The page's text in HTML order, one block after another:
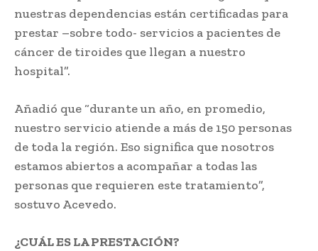
nuestras dependencias están certificadas para
prestar –sobre todo- servicios a pacientes de
cáncer de tiroides que llegan a nuestro
hospital”.
Añadió que “durante un año, en promedio,
nuestro servicio atiende a más de 150 personas
de toda la región. Eso significa que nosotros
estamos abiertos a acompañar a todas las
personas que requieren este tratamiento”,
sostuvo Acevedo.
¿CUÁL ES LA PRESTACIÓN?